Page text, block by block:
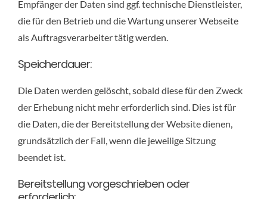
Empfänger der Daten sind ggf. technische Dienstleister,
die für den Betrieb und die Wartung unserer Webseite
als Auftragsverarbeiter tätig werden.
Speicherdauer:
Die Daten werden gelöscht, sobald diese für den Zweck
der Erhebung nicht mehr erforderlich sind. Dies ist für
die Daten, die der Bereitstellung der Website dienen,
grundsätzlich der Fall, wenn die jeweilige Sitzung
beendet ist.
Bereitstellung vorgeschrieben oder